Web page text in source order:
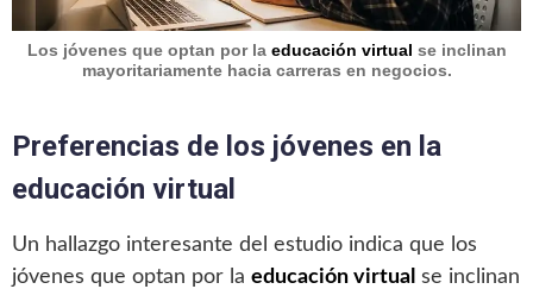
Los jóvenes que optan por la educación virtual se inclinan
mayoritariamente hacia carreras en negocios.
Preferencias de los jóvenes en la
educación virtual
Un hallazgo interesante del estudio indica que los
jóvenes que optan por la educación virtual se inclinan